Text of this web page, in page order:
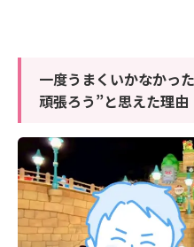
一度うまくいかなかっ
頑張ろう”と思えた理由